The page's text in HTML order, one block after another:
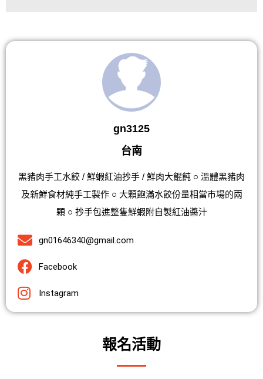
gn3125
台南
黑豬肉手工水餃 / 鮮蝦紅油抄手 / 鮮肉大餛飩 ○ 溫體黑豬肉
及新鮮食材純手工製作 ○ 大顆飽滿水餃份量相當市場的兩
顆 ○ 抄手包進整隻鮮蝦附自製紅油醬汁
gn01646340@gmail.com
Facebook
Instagram
報名活動